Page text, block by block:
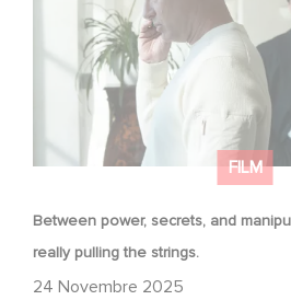
FILM
Between power, secrets, and
really pulling the strings.
24 Novembre 2025